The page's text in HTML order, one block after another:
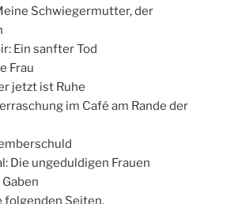
Schwiegermutter, der
Ein sanfter Tod
Frau
jetzt ist Ruhe
im Café am Rande der
Die ungeduldigen Frauen
folgenden Seiten.